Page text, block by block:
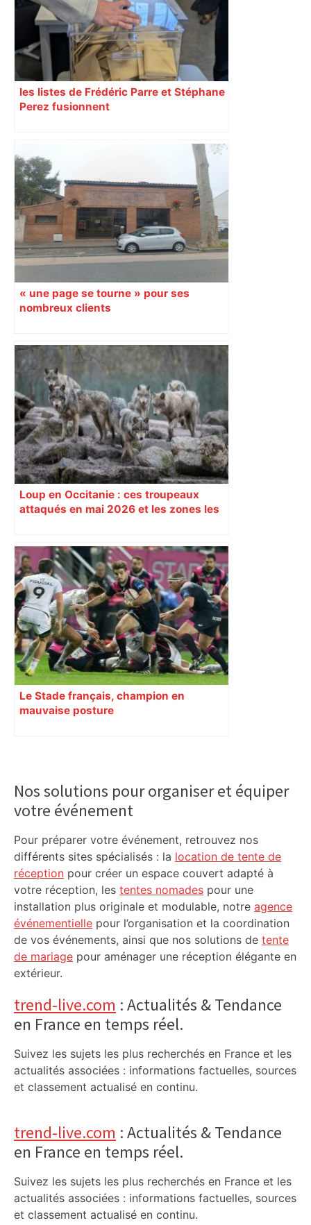
Régions
les listes de Frédéric Parre et Stéphane
Perez fusionnent
« une page se tourne » pour ses
nombreux clients
Loup en Occitanie : ces troupeaux
attaqués en mai 2026 et les zones les
Le Stade français, champion en
mauvaise posture
Sidebar
Nos solutions pour organiser et équiper
votre événement
Pour préparer votre événement, retrouvez nos
différents sites spécialisés : la location de tente de
réception pour créer un espace couvert adapté à
votre réception, les tentes nomades pour une
installation plus originale et modulable, notre agence
événementielle pour l’organisation et la coordination
de vos événements, ainsi que nos solutions de tente
de mariage pour aménager une réception élégante en
extérieur.
trend-live.com : Actualités & Tendance
en France en temps réel.
Suivez les sujets les plus recherchés en France et les
actualités associées : informations factuelles, sources
et classement actualisé en continu.
trend-live.com : Actualités & Tendance
en France en temps réel.
Suivez les sujets les plus recherchés en France et les
actualités associées : informations factuelles, sources
et classement actualisé en continu.